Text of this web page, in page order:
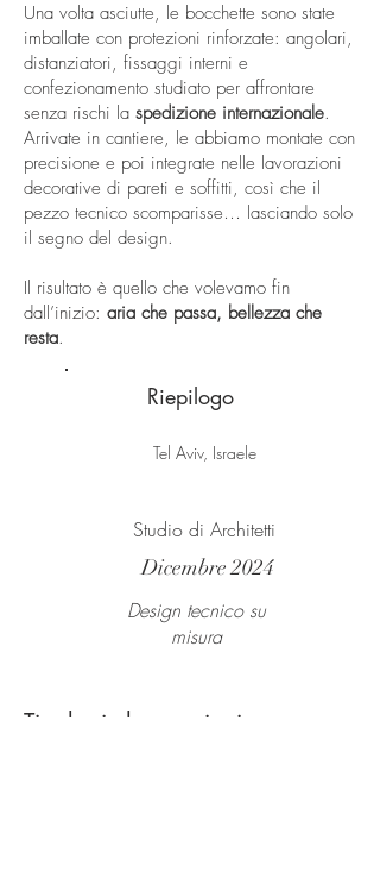
Una volta asciutte, le bocchette sono state
imballate con protezioni rinforzate: angolari,
distanziatori, fissaggi interni e
confezionamento studiato per affrontare
senza rischi la spedizione internazionale.
Arrivate in cantiere, le abbiamo montate con
precisione e poi integrate nelle lavorazioni
decorative di pareti e soffitti, così che il
pezzo tecnico scomparisse… lasciando solo
il segno del design.
Il risultato è quello che volevamo fin
dall’inizio: aria che passa, bellezza che
resta.
Riepilogo
Tel Aviv, Israele
Studio di Architetti
Dicembre 2024
Design tecnico su
misura
Tipologie lavorazioni